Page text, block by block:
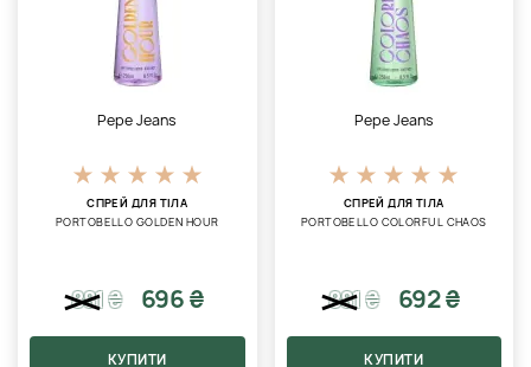
Pepe Jeans
СПРЕЙ ДЛЯ ТІЛА
PORTOBELLO GOLDEN HOUR
881₴ 696 ₴
КУПИТИ
Pepe Jeans
СПРЕЙ ДЛЯ ТІЛА
PORTOBELLO COLORFUL CHAOS
881₴ 692 ₴
КУПИТИ